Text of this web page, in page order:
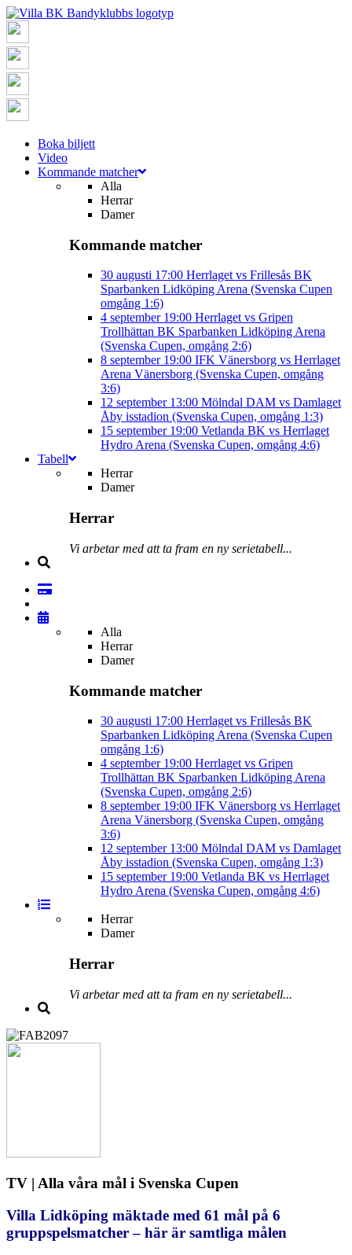
Boka biljett
Video
Kommande matcher
Alla
Herrar
Damer
Kommande matcher
30 augusti 17:00 Herrlaget vs Frillesås BK
Sparbanken Lidköping Arena (Svenska Cupen
omgång 1:6)
4 september 19:00 Herrlaget vs Gripen
Trollhättan BK Sparbanken Lidköping Arena
(Svenska Cupen, omgång 2:6)
8 september 19:00 IFK Vänersborg vs Herrlaget
Arena Vänersborg (Svenska Cupen, omgång
3:6)
12 september 13:00 Mölndal DAM vs Damlaget
Åby isstadion (Svenska Cupen, omgång 1:3)
15 september 19:00 Vetlanda BK vs Herrlaget
Hydro Arena (Svenska Cupen, omgång 4:6)
Tabell
Herrar
Damer
Herrar
Vi arbetar med att ta fram en ny serietabell...
Alla
Herrar
Damer
Kommande matcher
30 augusti 17:00 Herrlaget vs Frillesås BK
Sparbanken Lidköping Arena (Svenska Cupen
omgång 1:6)
4 september 19:00 Herrlaget vs Gripen
Trollhättan BK Sparbanken Lidköping Arena
(Svenska Cupen, omgång 2:6)
8 september 19:00 IFK Vänersborg vs Herrlaget
Arena Vänersborg (Svenska Cupen, omgång
3:6)
12 september 13:00 Mölndal DAM vs Damlaget
Åby isstadion (Svenska Cupen, omgång 1:3)
15 september 19:00 Vetlanda BK vs Herrlaget
Hydro Arena (Svenska Cupen, omgång 4:6)
Herrar
Damer
Herrar
Vi arbetar med att ta fram en ny serietabell...
TV | Alla våra mål i Svenska Cupen
Villa Lidköping mäktade med 61 mål på 6
gruppspelsmatcher – här är samtliga målen